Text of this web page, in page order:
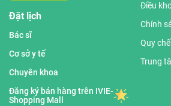
Đặt lịch
Bác sĩ
Cơ sở y tế
Chuyên khoa
Đăng ký bán hàng trên IVIE-
Shopping Mall
Điều
Chính
Quy
Trung